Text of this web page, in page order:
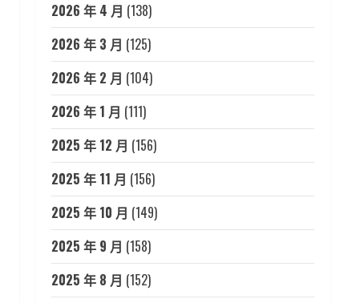
2026 年 4 月 (138)
2026 年 3 月 (125)
2026 年 2 月 (104)
2026 年 1 月 (111)
2025 年 12 月 (156)
2025 年 11 月 (156)
2025 年 10 月 (149)
2025 年 9 月 (158)
2025 年 8 月 (152)